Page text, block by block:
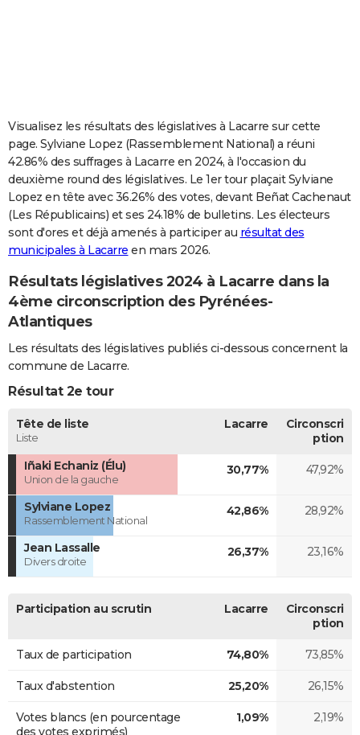
Carte de Noël
Carte Bonne année
Carte Saint-Valentin
Carte Pâques
Carte d'anniversaire
DICTIONNAIRE
Dictionnaire
Biographies
Citations
Expressions
Proverbes
PROGRAMME TV
COPAINS D'AVANT
S'inscrire
Se connecter
Lycées
Collèges
Primaires
Universités
Entreprises
Service militaire
Avis de recherche
AVIS DE DÉCÈS
FORUM
Bricolage
Lifestyle
Culture
Sport
Auto
Television
Voyage
Cinema
Visualisez les résultats des législatives à Lacarre sur cette
page. Sylviane Lopez (Rassemblement National) a réuni
42.86% des suffrages à Lacarre en 2024, à l'occasion du
deuxième round des législatives. Le 1er tour plaçait Sylviane
Lopez en tête avec 36.26% des votes, devant Beñat Cachenaut
(Les Républicains) et ses 24.18% de bulletins. Les électeurs
sont d'ores et déjà amenés à participer au résultat des
municipales à Lacarre en mars 2026.
Résultats législatives 2024 à Lacarre dans la
4ème circonscription des Pyrénées-
Atlantiques
Les résultats des législatives publiés ci-dessous concernent la
commune de Lacarre.
Résultat 2e tour
Tête de liste
Liste
Lacarre
Circonscri
ption
Iñaki Echaniz (Élu)
Union de la gauche
30,77% 47,92%
Sylviane Lopez
Rassemblement National
42,86% 28,92%
Jean Lassalle
Divers droite
26,37% 23,16%
Participation au scrutin Lacarre
Circonscri
ption
Taux de participation 74,80% 73,85%
Taux d'abstention 25,20% 26,15%
Votes blancs (en pourcentage
des votes exprimés)
1,09% 2,19%